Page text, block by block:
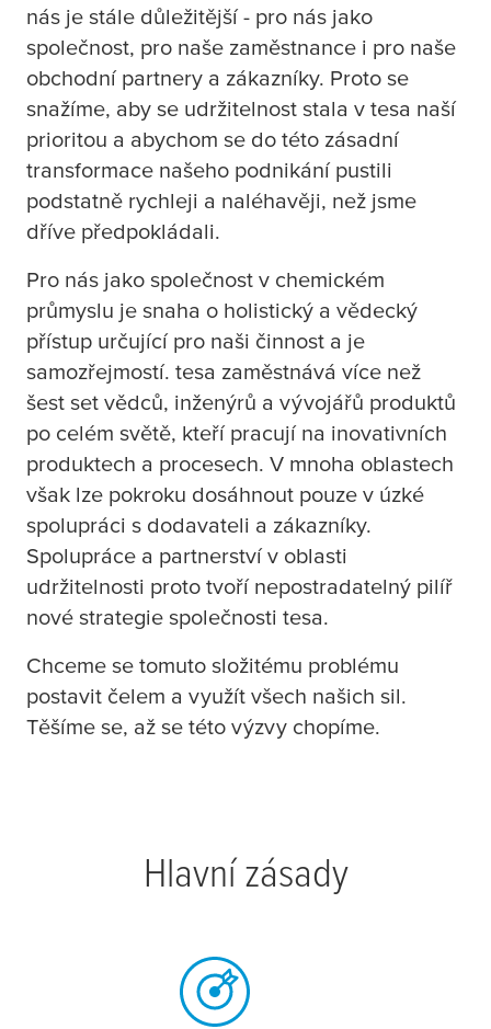
nás je stále důležitější - pro nás jako
společnost, pro naše zaměstnance i pro naše
obchodní partnery a zákazníky. Proto se
snažíme, aby se udržitelnost stala v tesa naší
prioritou a abychom se do této zásadní
transformace našeho podnikání pustili
podstatně rychleji a naléhavěji, než jsme
dříve předpokládali.
Pro nás jako společnost v chemickém
průmyslu je snaha o holistický a vědecký
přístup určující pro naši činnost a je
samozřejmostí. tesa zaměstnává více než
šest set vědců, inženýrů a vývojářů produktů
po celém světě, kteří pracují na inovativních
produktech a procesech. V mnoha oblastech
však lze pokroku dosáhnout pouze v úzké
spolupráci s dodavateli a zákazníky.
Spolupráce a partnerství v oblasti
udržitelnosti proto tvoří nepostradatelný pilíř
nové strategie společnosti tesa.
Chceme se tomuto složitému problému
postavit čelem a využít všech našich sil.
Těšíme se, až se této výzvy chopíme.
Hlavní zásady